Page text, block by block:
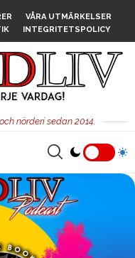
VÅRA UTMÄRKELSER
INTEGRITETSPOLICY
nörderi sedan 2014.